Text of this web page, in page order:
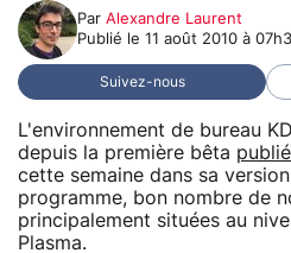
Par Alexandre Laurent
Publié le 11 août 2010 à
Suivez-nous
L'environnement de bureau
depuis la première bêta
cette semaine dans sa
programme, bon nombre de
principalement situées au
Plasma.